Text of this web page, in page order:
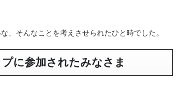
、そんなことを考えさせられたひと時でした。
に参加されたみなさま